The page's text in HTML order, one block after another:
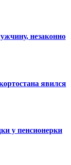
незаконно
явился
у пенсионерки